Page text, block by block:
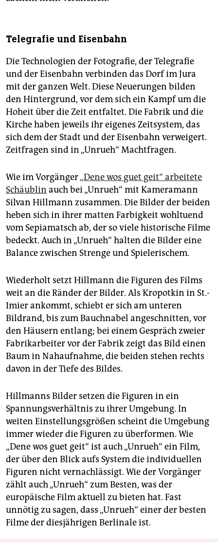
Telegrafie und Eisenbahn
Die Technologien der Fotografie, der Telegrafie
und der Eisenbahn verbinden das Dorf im Jura
mit der ganzen Welt. Diese Neuerungen bilden
den Hintergrund, vor dem sich ein Kampf um die
Hoheit über die Zeit entfaltet. Die Fabrik und die
Kirche haben jeweils ihr eigenes Zeitsystem, das
sich dem der Stadt und der Eisenbahn verweigert.
Zeitfragen sind in „Unrueh“ Machtfragen.
Wie im Vorgänger„Dene wos guet geit“ arbeitete
Schäublin auch bei „Unrueh“ mit Kameramann
Silvan Hillmann zusammen. Die Bilder der beiden
heben sich in ihrer matten Farbigkeit wohltuend
vom Sepiamatsch ab, der so viele historische Filme
bedeckt. Auch in „Unrueh“ halten die Bilder eine
Balance zwischen Strenge und Spielerischem.
Wiederholt setzt Hillmann die Figuren des Films
weit an die Ränder der Bilder. Als Kropotkin in St.-
Imier ankommt, schiebt er sich am unteren
Bildrand, bis zum Bauchnabel angeschnitten, vor
den ­Häusern entlang; bei einem Gespräch zweier
Fabrikarbeiter vor der Fabrik zeigt das Bild einen
Baum in Nahaufnahme, die beiden stehen rechts
davon in der Tiefe des Bildes.
Hillmanns Bilder setzen die Figuren in ein
Spannungsverhältnis zu ihrer Umgebung. In
weiten Einstellungsgrößen scheint die Umgebung
immer wieder die Figuren zu überformen. Wie
„Dene wos guet geit“ ist auch „Unrueh“ ein Film,
der über den Blick aufs System die individuellen
Figuren nicht vernachlässigt. Wie der Vorgänger
zählt auch „Unrueh“ zum Besten, was der
europäische Film aktuell zu bieten hat. Fast
unnötig zu sagen, dass „Unrueh“ einer der besten
Filme der diesjährigen Berlinale ist.